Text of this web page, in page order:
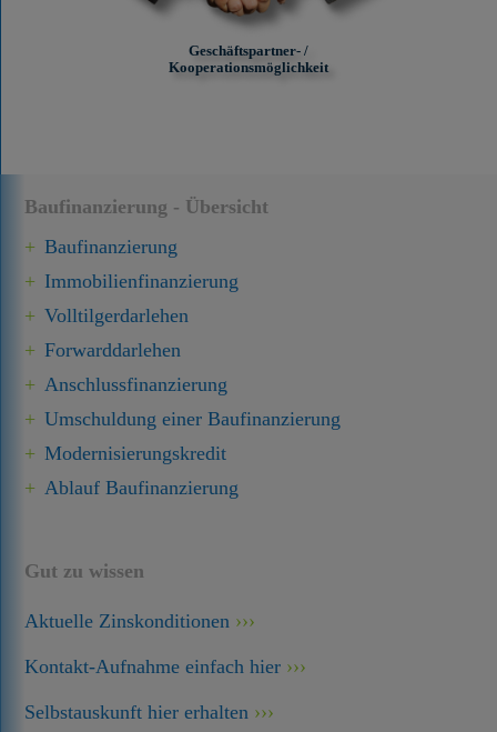
Baufinanzierung - Übersicht
Baufinanzierung
Immobilien­finanzierung
Volltilgerdarlehen
Forward­darlehen
Anschluss­finanzierung
Umschuldung einer Baufinanzierung
Modernisierungskredit
Ablauf Baufinanzierung
Gut zu wissen
Aktuelle Zinskonditionen
Kontakt-Aufnahme einfach hier
Selbstauskunft hier erhalten
Geschäftspartner- /
Kooperationsmöglichkeit